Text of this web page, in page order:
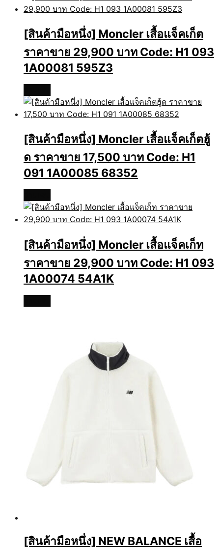
[สินค้ามือหนึ่ง] Moncler เสื้อแจ็คเก็ต
ราคาขาย 29,900 บาท Code: H1 093
1A00081 595Z3
[สินค้ามือหนึ่ง] Moncler เสื้อแจ็คเก็ตฮู้
ด ราคาขาย 17,500 บาท Code: H1
091 1A00085 68352
[สินค้ามือหนึ่ง] Moncler เสื้อแจ็คเก็ท
ราคาขาย 29,900 บาท Code: H1 093
1A00074 54A1K
[สินค้ามือหนึ่ง] NEW BALANCE เสื้อ